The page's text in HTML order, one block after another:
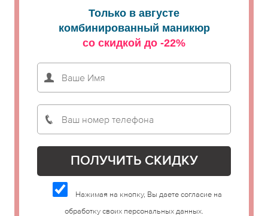
Только в августе
комбинированный маникюр
со скидкой до -22%
Нажимая на кнопку, Вы даете согласие на
обработку своих персональных данных.